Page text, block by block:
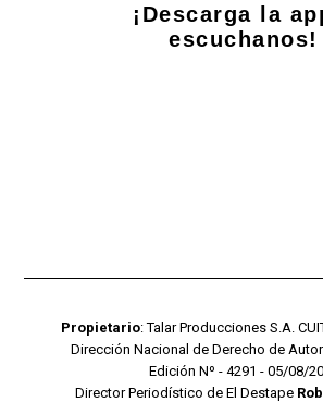
¡Descarga la
escuchanos!
Propietario: Talar Producciones S.A.
Dirección Nacional de Derecho de
Edición Nº - 4291 - 05/08/
Director Periodístico de El Destape